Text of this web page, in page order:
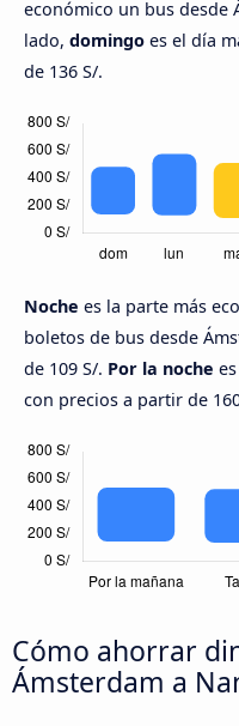
económico un bus desde
lado, domingo es el día
de 136 S/.
Noche es la parte más
boletos de bus desde
de 109 S/. Por la noche
con precios a partir de
Cómo ahorrar
Ámsterdam a